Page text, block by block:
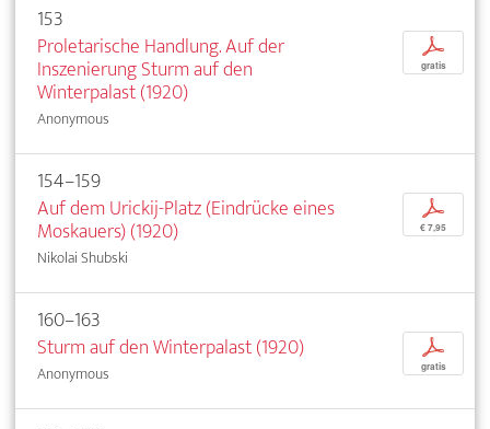
153
Proletarische Handlung. Auf der
Inszenierung Sturm auf den
Winterpalast (1920)
Anonymous
p
gratis
154–159
Auf dem Urickij-Platz (Eindrücke eines
Moskauers) (1920)
Nikolai Shubski
p
€ 7,95
160–163
Sturm auf den Winterpalast (1920)
Anonymous
p
gratis